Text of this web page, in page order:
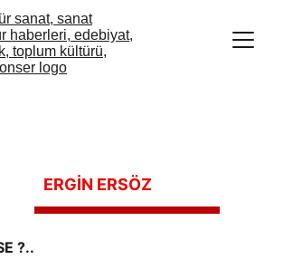
?..
ERGİN ERSÖZ